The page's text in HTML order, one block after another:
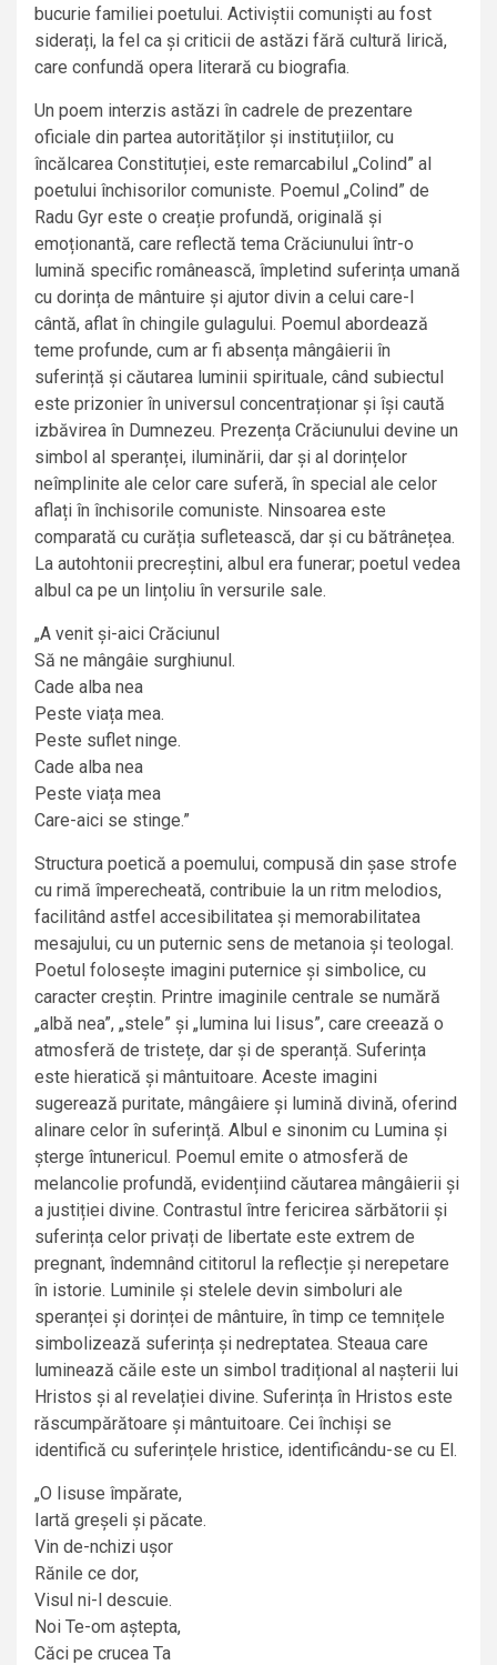
bucurie familiei poetului. Activiștii comuniști au fost
siderați, la fel ca și criticii de astăzi fără cultură lirică,
care confundă opera literară cu biografia.
Un poem interzis astăzi în cadrele de prezentare
oficiale din partea autorităților și instituțiilor, cu
încălcarea Constituției, este remarcabilul „Colind” al
poetului închisorilor comuniste. Poemul „Colind” de
Radu Gyr este o creație profundă, originală și
emoționantă, care reflectă tema Crăciunului într-o
lumină specific românească, împletind suferința umană
cu dorința de mântuire și ajutor divin a celui care-l
cântă, aflat în chingile gulagului. Poemul abordează
teme profunde, cum ar fi absența mângâierii în
suferință și căutarea luminii spirituale, când subiectul
este prizonier în universul concentraționar și își caută
izbăvirea în Dumnezeu. Prezența Crăciunului devine un
simbol al speranței, iluminării, dar și al dorințelor
neîmplinite ale celor care suferă, în special ale celor
aflați în închisorile comuniste. Ninsoarea este
comparată cu curăția sufletească, dar și cu bătrânețea.
La autohtonii precreștini, albul era funerar; poetul vedea
albul ca pe un lințoliu în versurile sale.
„A venit și-aici Crăciunul
Să ne mângâie surghiunul.
Cade alba nea
Peste viața mea.
Peste suflet ninge.
Cade alba nea
Peste viața mea
Care-aici se stinge.”
Structura poetică a poemului, compusă din șase strofe
cu rimă împerecheată, contribuie la un ritm melodios,
facilitând astfel accesibilitatea și memorabilitatea
mesajului, cu un puternic sens de metanoia și teologal.
Poetul folosește imagini puternice și simbolice, cu
caracter creștin. Printre imaginile centrale se numără
„albă nea”, „stele” și „lumina lui Iisus”, care creează o
atmosferă de tristețe, dar și de speranță. Suferința
este hieratică și mântuitoare. Aceste imagini
sugerează puritate, mângâiere și lumină divină, oferind
alinare celor în suferință. Albul e sinonim cu Lumina și
șterge întunericul. Poemul emite o atmosferă de
melancolie profundă, evidențiind căutarea mângâierii și
a justiției divine. Contrastul între fericirea sărbătorii și
suferința celor privați de libertate este extrem de
pregnant, îndemnând cititorul la reflecție și nerepetare
în istorie. Luminile și stelele devin simboluri ale
speranței și dorinței de mântuire, în timp ce temnițele
simbolizează suferința și nedreptatea. Steaua care
luminează căile este un simbol tradițional al nașterii lui
Hristos și al revelației divine. Suferința în Hristos este
răscumpărătoare și mântuitoare. Cei închiși se
identifică cu suferințele hristice, identificându-se cu El.
„O Iisuse împărate,
Iartă greșeli și păcate.
Vin de-nchizi ușor
Rănile ce dor,
Visul ni-l descuie.
Noi Te-om aștepta,
Căci pe crucea Ta